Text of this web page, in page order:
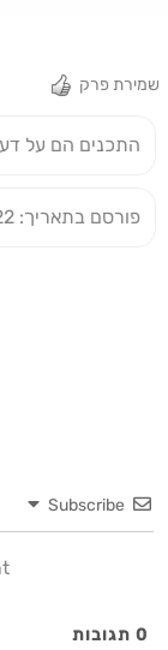
שמירת פרק
התכנים הם על
פורסם בתאריך: 01/09/2022
Subscribe
0 תגובות